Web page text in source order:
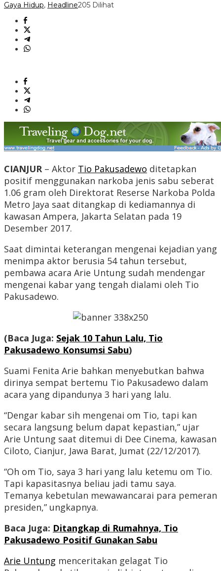
Gaya Hidup, Headline205 Dilihat
CIANJUR – Aktor Tio Pakusadewo ditetapkan
positif menggunakan narkoba jenis sabu seberat
1.06 gram oleh Direktorat Reserse Narkoba Polda
Metro Jaya saat ditangkap di kediamannya di
kawasan Ampera, Jakarta Selatan pada 19
Desember 2017.
Saat dimintai keterangan mengenai kejadian yang
menimpa aktor berusia 54 tahun tersebut,
pembawa acara Arie Untung sudah mendengar
mengenai kabar yang tengah dialami oleh Tio
Pakusadewo.
(Baca Juga: Sejak 10 Tahun Lalu, Tio
Pakusadewo Konsumsi Sabu)
Suami Fenita Arie bahkan menyebutkan bahwa
dirinya sempat bertemu Tio Pakusadewo dalam
acara yang dipandunya 3 hari yang lalu.
“Dengar kabar sih mengenai om Tio, tapi kan
secara langsung belum dapat kepastian,” ujar
Arie Untung saat ditemui di Dee Cinema, kawasan
Ciloto, Cianjur, Jawa Barat, Jumat (22/12/2017).
“Oh om Tio, saya 3 hari yang lalu ketemu om Tio.
Tapi kapasitasnya beliau jadi tamu saya.
Temanya kebetulan mewawancarai para pemeran
presiden,” ungkapnya.
Baca Juga: Ditangkap di Rumahnya, Tio
Pakusadewo Positif Gunakan Sabu
Arie Untung menceritakan gelagat Tio